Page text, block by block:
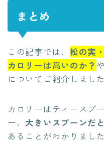
まとめ
この記事では、 松の実
カロリーは高いのか？
についてご紹介しました
カロリーはティースプ
ー、 大きいスプーンだ
あることがわかりました